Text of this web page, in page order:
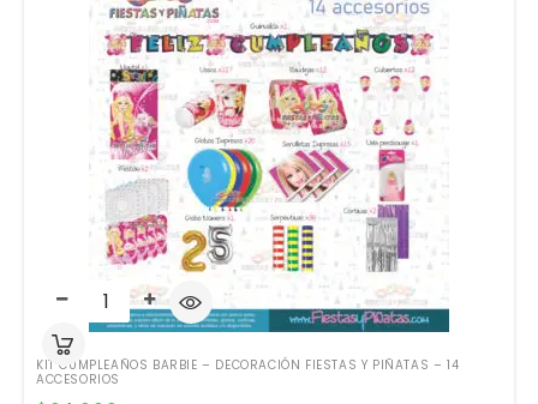
KIT CUMPLEAÑOS BARBIE – DECORACIÓN FIESTAS Y PIÑATAS – 14
ACCESORIOS